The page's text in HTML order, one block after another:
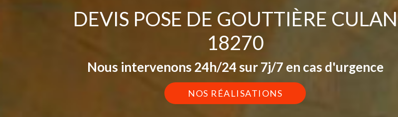
DEVIS POSE DE GOUTTIÈRE CULAN
18270
Nous intervenons 24h/24 sur 7j/7 en cas d'urgence
NOS RÉALISATIONS